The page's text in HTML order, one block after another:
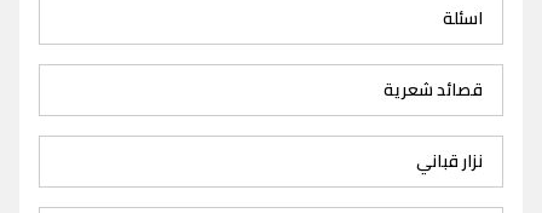
اسئلة
قصائد شعرية
نزار قباني